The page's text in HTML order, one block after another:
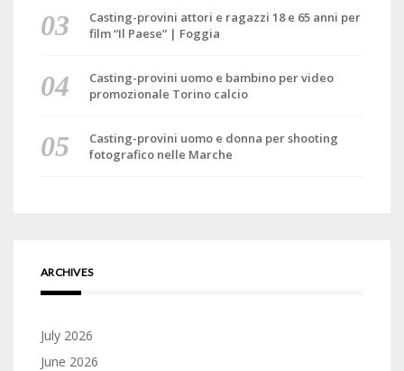
Casting-provini attori e ragazzi 18 e 65 anni per
film “Il Paese” | Foggia
Casting-provini uomo e bambino per video
promozionale Torino calcio
Casting-provini uomo e donna per shooting
fotografico nelle Marche
ARCHIVES
July 2026
June 2026